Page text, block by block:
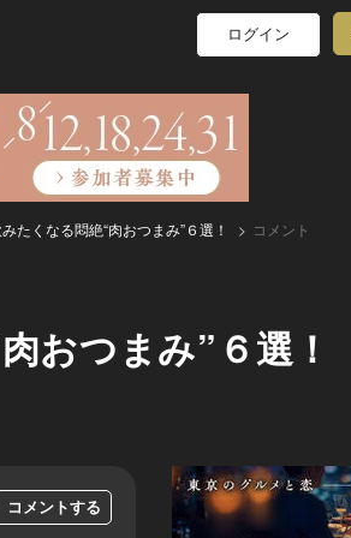
ログイン
たくなる悶絶“肉おつまみ”６選！ コメント
おつまみ”６選！
コメントする